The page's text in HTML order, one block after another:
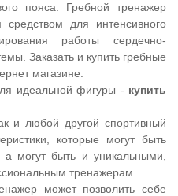
пояса. Гребной тренажер
для интенсивного
работы сердечно-
Заказать и купить гребные
магазине.
фигуры - купить
другой спортивный
которые могут быть
могут быть и уникальными,
тренажерам.
может позволить себе